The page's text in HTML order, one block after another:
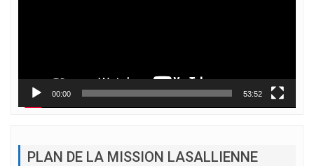
00:00 53:52
PLAN DE LA MISSION LASALLIENNE